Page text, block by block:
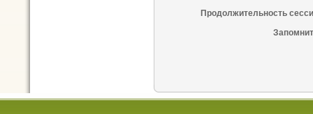
Продолжительность